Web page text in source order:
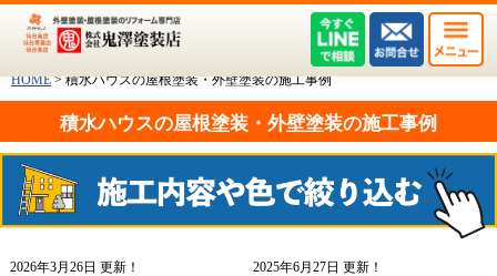
HOME > 積水ハウスの屋根塗装・外壁塗装の施工事例
積水ハウスの屋根塗装・外壁塗装の施工事例
2026年3月26日 更新！ 2025年6月27日 更新！